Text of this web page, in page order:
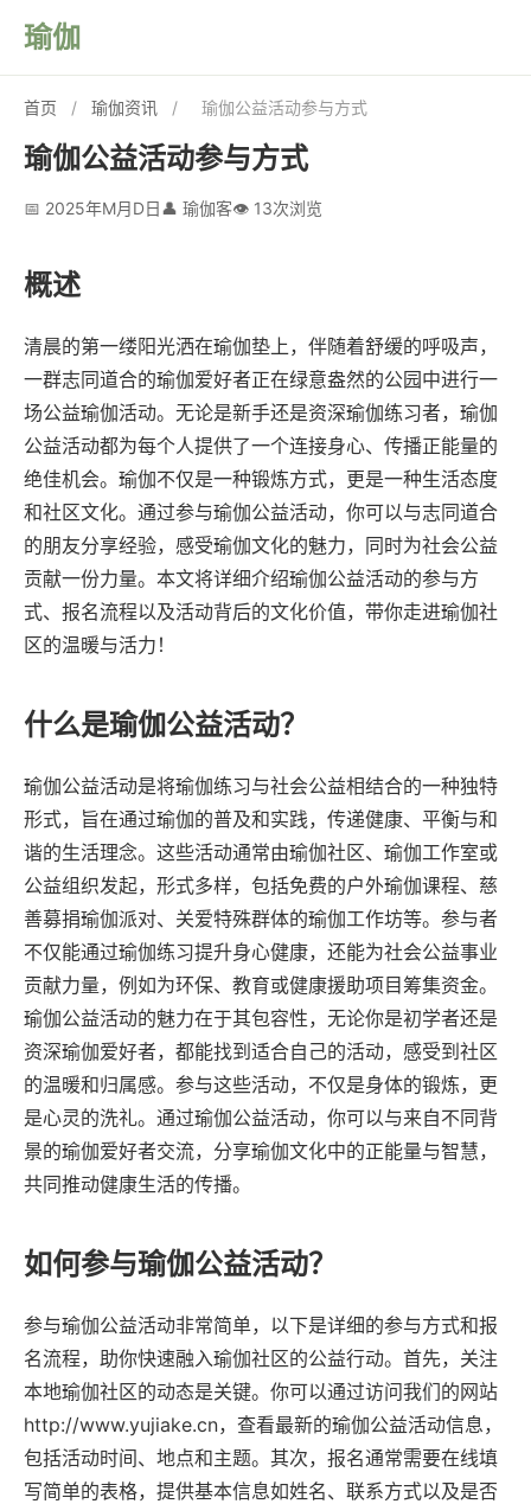
瑜伽
首页 / 瑜伽资讯 / 瑜伽公益活动参与方式
瑜伽公益活动参与方式
📅 2025年M月D日👤 瑜伽客👁️ 13次浏览
概述
清晨的第一缕阳光洒在瑜伽垫上，伴随着舒缓的呼吸声，
一群志同道合的瑜伽爱好者正在绿意盎然的公园中进行一
场公益瑜伽活动。无论是新手还是资深瑜伽练习者，瑜伽
公益活动都为每个人提供了一个连接身心、传播正能量的
绝佳机会。瑜伽不仅是一种锻炼方式，更是一种生活态度
和社区文化。通过参与瑜伽公益活动，你可以与志同道合
的朋友分享经验，感受瑜伽文化的魅力，同时为社会公益
贡献一份力量。本文将详细介绍瑜伽公益活动的参与方
式、报名流程以及活动背后的文化价值，带你走进瑜伽社
区的温暖与活力！
什么是瑜伽公益活动？
瑜伽公益活动是将瑜伽练习与社会公益相结合的一种独特
形式，旨在通过瑜伽的普及和实践，传递健康、平衡与和
谐的生活理念。这些活动通常由瑜伽社区、瑜伽工作室或
公益组织发起，形式多样，包括免费的户外瑜伽课程、慈
善募捐瑜伽派对、关爱特殊群体的瑜伽工作坊等。参与者
不仅能通过瑜伽练习提升身心健康，还能为社会公益事业
贡献力量，例如为环保、教育或健康援助项目筹集资金。
瑜伽公益活动的魅力在于其包容性，无论你是初学者还是
资深瑜伽爱好者，都能找到适合自己的活动，感受到社区
的温暖和归属感。参与这些活动，不仅是身体的锻炼，更
是心灵的洗礼。通过瑜伽公益活动，你可以与来自不同背
景的瑜伽爱好者交流，分享瑜伽文化中的正能量与智慧，
共同推动健康生活的传播。
如何参与瑜伽公益活动？
参与瑜伽公益活动非常简单，以下是详细的参与方式和报
名流程，助你快速融入瑜伽社区的公益行动。首先，关注
本地瑜伽社区的动态是关键。你可以通过访问我们的网站
http://www.yujiake.cn，查看最新的瑜伽公益活动信息，
包括活动时间、地点和主题。其次，报名通常需要在线填
写简单的表格，提供基本信息如姓名、联系方式以及是否